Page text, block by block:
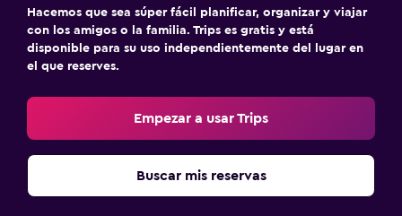
Hacemos que sea súper fácil planificar, organizar y viajar
con los amigos o la familia. Trips es gratis y está
disponible para su uso independientemente del lugar en
el que reserves.
Empezar a usar Trips
Buscar mis reservas